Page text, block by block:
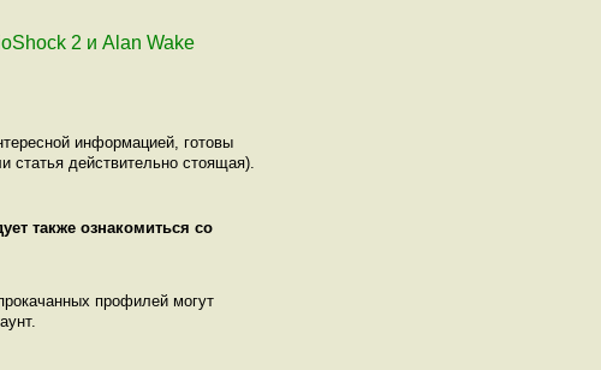
2 и Alan Wake
информацией, готовы
статья действительно стоящая).
также ознакомиться со
профилей могут